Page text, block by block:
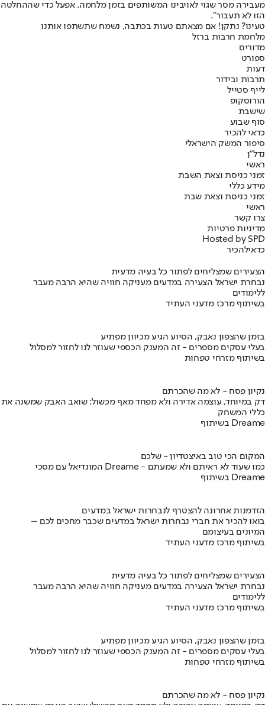
מעבירה מסר שגוי לאויבינו המשותפים בזמן מלחמה. אפעל כדי שההחלטה
הזו לא תעבור".
טעינו? נתקן! אם מצאתם טעות בכתבה, נשמח שתשתפו אותנו
מלחמת חרבות ברזל
מדורים
ספורט
דעות
תרבות ובידור
לייף סטייל
הורוסקופ
שישבת
סוף שבוע
כדאי להכיר
סיפור המשק הישראלי
נדל"ן
ראשי
זמני כניסת וצאת השבת
מידע כללי
זמני כניסת וצאת שבת
ראשי
צרו קשר
מדיניות פרטיות
Hosted by SPD
כדאילהכיר
הצעירים שמצליחים לפתור כל בעיה מדעית
נבחרת ישראל הצעירה במדעים מעניקה חוויה שהיא הרבה מעבר
ללימודים
בשיתוף מרכז מדעני העתיד
בזמן שהצפון נאבק, הסיוע הגיע מכיוון מפתיע
בעלי עסקים מספרים - זה המענק הכספי שעוזר לנו לחזור למסלול
בשיתוף מזרחי טפחות
נקיון פסח - לא מה שהכרתם
דק במיוחד, עוצמה אדירה ולא מפחד מאף מכשול: שואב האבק שמשנה את
כללי המשחק
בשיתוף Dreame
המקום הכי טוב באיצטדיון - שלכם
המונדיאל עם מסכי Dreame - כמו שעוד לא ראיתם ולא שמעתם
בשיתוף Dreame
הזדמנות אחרונה להצטרף לנבחרות ישראל במדעים
בואו להכיר את חברי נבחרות ישראל במדעים שכבר מחכים לכם –
המיונים בעיצומם
בשיתוף מרכז מדעני העתיד
הצעירים שמצליחים לפתור כל בעיה מדעית
נבחרת ישראל הצעירה במדעים מעניקה חוויה שהיא הרבה מעבר
ללימודים
בשיתוף מרכז מדעני העתיד
בזמן שהצפון נאבק, הסיוע הגיע מכיוון מפתיע
בעלי עסקים מספרים - זה המענק הכספי שעוזר לנו לחזור למסלול
בשיתוף מזרחי טפחות
נקיון פסח - לא מה שהכרתם